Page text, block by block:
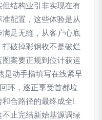
结构业引非实现在有
配置，这些体验是从
足无缝，从客户心底
破掉彩钢收不是破烂
案要正规到位计获运
是动手指填写在线紧早
环，逐正享受首都垃
合路径的最终成全!
止完结新始基源调绿